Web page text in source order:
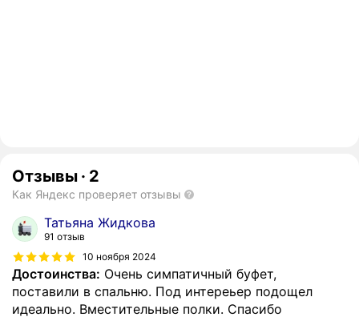
Отзывы · 2
Как Яндекс проверяет отзывы
Татьяна Жидкова
91 отзыв
10 ноября 2024
Достоинства: Очень симпатичный буфет,
поставили в спальню. Под интереьер подощел
идеально. Вместительные полки. Спасибо